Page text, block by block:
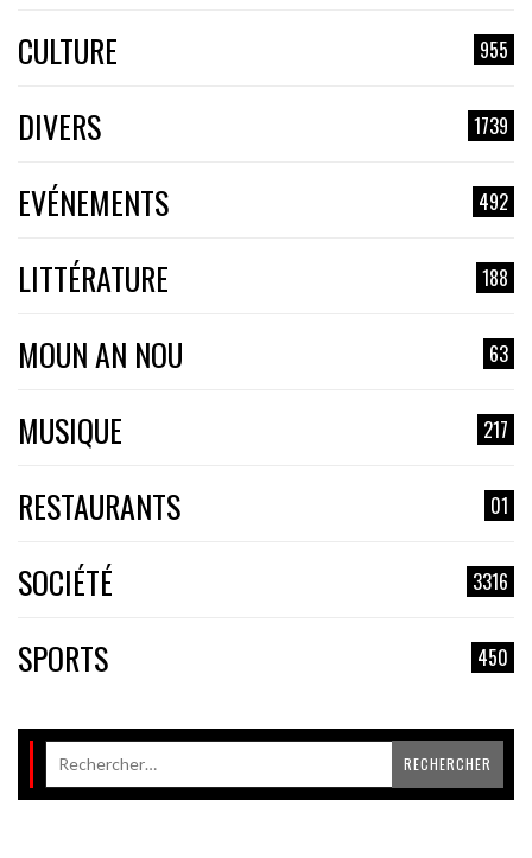
CULTURE 955
DIVERS 1739
EVÉNEMENTS 492
LITTÉRATURE 188
MOUN AN NOU 63
MUSIQUE 217
RESTAURANTS 01
SOCIÉTÉ 3316
SPORTS 450